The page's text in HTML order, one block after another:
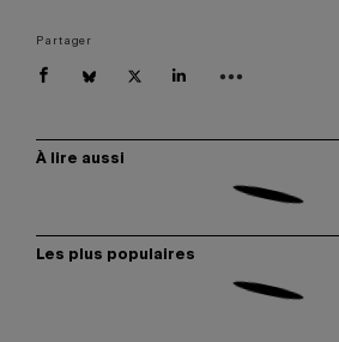
Partager
À lire aussi
Les plus populaires